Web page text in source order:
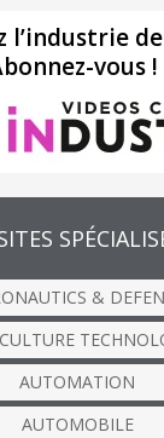
l’industrie
vous !
&
AUTOMATION
AUTOMOBILE